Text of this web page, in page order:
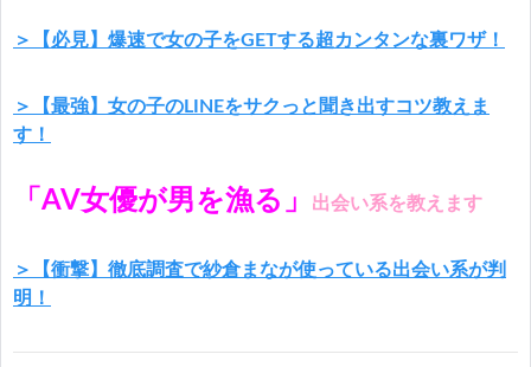
＞【必見】爆速で女の子をGETする超カンタンな裏ワザ！
＞【最強】女の子のLINEをサクっと聞き出すコツ教えま
す！
「AV女優が男を漁る」 出会い系を教えます
＞【衝撃】徹底調査で紗倉まなが使っている出会い系が判
明！